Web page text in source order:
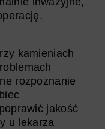
kamieniach
rozpoznanie
jakość
u lekarza